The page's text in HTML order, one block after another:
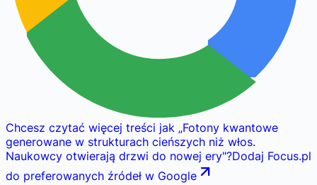
Chcesz czytać więcej treści jak „Fotony kwantowe
generowane w strukturach cieńszych niż włos.
Naukowcy otwierają drzwi do nowej ery"?Dodaj Focus.pl
do preferowanych źródeł w Google